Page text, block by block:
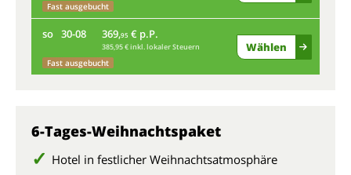
Fast ausgebucht
so 30-08 369,95 € p.P.
385,95 € inkl. lokaler Steuern
Fast ausgebucht
Wählen
6-Tages-Weihnachtspaket
Hotel in festlicher Weihnachtsatmosphäre